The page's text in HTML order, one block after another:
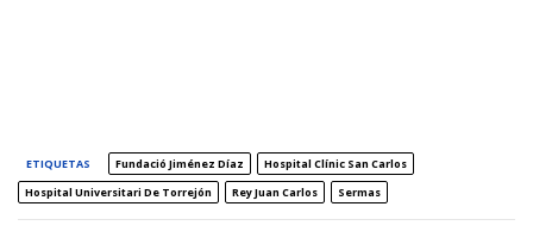
ETIQUETAS Fundació Jiménez Díaz
Hospital Clínic San Carlos
Hospital Universitari De Torrejón
Rey Juan Carlos Sermas